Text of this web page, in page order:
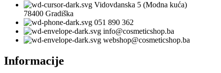
Vidovdanska 5 (Modna kuća)
78400 Gradiška
051 890 362
info@cosmeticshop.ba
webshop@cosmeticshop.ba
Informacije